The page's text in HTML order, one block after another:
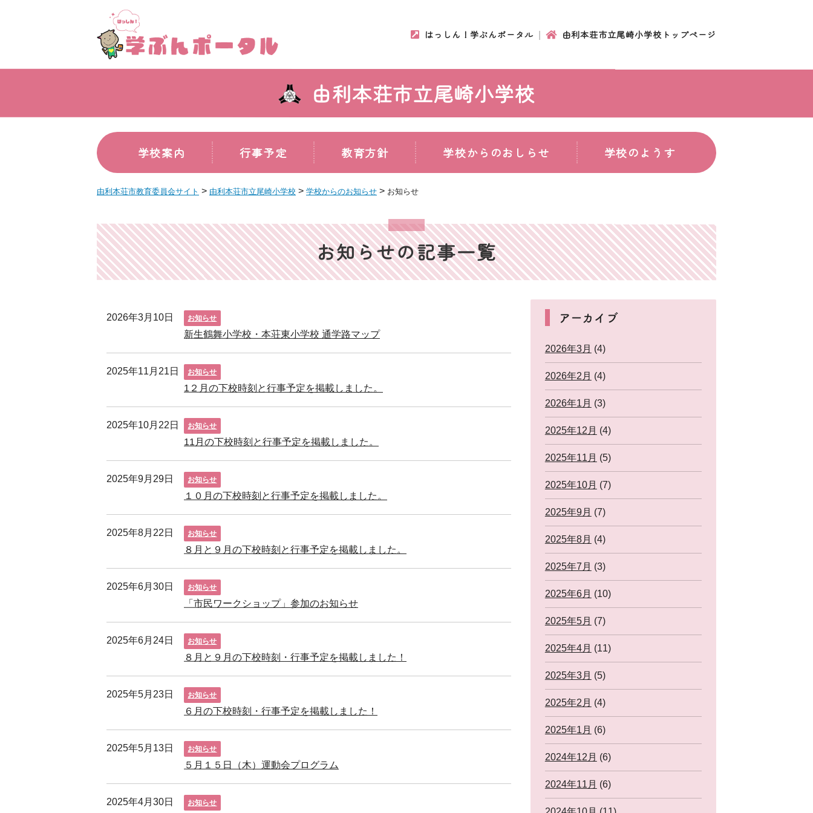
はっしん！学ぶんポータル 由利本荘市立尾崎小学校トップページ
由利本荘市立尾崎小学校
学校案内 行事予定 教育方針 学校からのおしらせ 学校のようす
由利本荘市教育委員会サイト > 由利本荘市立尾崎小学校 > 学校からのお知らせ > お知らせ
お知らせの記事一覧
2026年3月10日 お知らせ
新生鶴舞小学校・本荘東小学校 通学路マップ
2025年11月21日 お知らせ
1２月の下校時刻と行事予定を掲載しました。
2025年10月22日 お知らせ
11月の下校時刻と行事予定を掲載しました。
2025年9月29日 お知らせ
１０月の下校時刻と行事予定を掲載しました。
2025年8月22日 お知らせ
８月と９月の下校時刻と行事予定を掲載しました。
2025年6月30日 お知らせ
「市民ワークショップ」参加のお知らせ
2025年6月24日 お知らせ
８月と９月の下校時刻・行事予定を掲載しました！
2025年5月23日 お知らせ
６月の下校時刻・行事予定を掲載しました！
2025年5月13日 お知らせ
５月１５日（木）運動会プログラム
2025年4月30日 お知らせ
アーカイブ
2026年3月 (4)
2026年2月 (4)
2026年1月 (3)
2025年12月 (4)
2025年11月 (5)
2025年10月 (7)
2025年9月 (7)
2025年8月 (4)
2025年7月 (3)
2025年6月 (10)
2025年5月 (7)
2025年4月 (11)
2025年3月 (5)
2025年2月 (4)
2025年1月 (6)
2024年12月 (6)
2024年11月 (6)